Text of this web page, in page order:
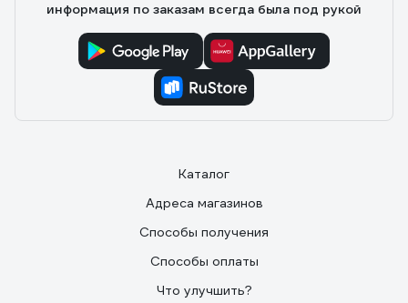
информация по заказам всегда была под рукой
Каталог
Адреса магазинов
Способы получения
Способы оплаты
Что улучшить?